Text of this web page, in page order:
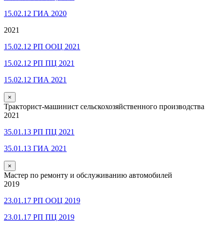
15.02.12 ГИА 2020
2021
15.02.12 РП ООЦ 2021
15.02.12 РП ПЦ 2021
15.02.12 ГИА 2021
×
Тракторист-машинист сельскохозяйственного производства
2021
35.01.13 РП ПЦ 2021
35.01.13 ГИА 2021
×
Мастер по ремонту и обслуживанию автомобилей
2019
23.01.17 РП ООЦ 2019
23.01.17 РП ПЦ 2019